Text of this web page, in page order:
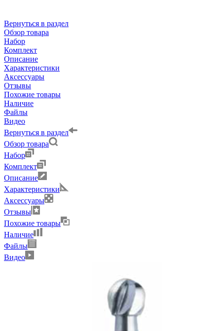
Вернуться в раздел
Обзор товара
Набор
Комплект
Описание
Характеристики
Аксессуары
Отзывы
Похожие товары
Наличие
Файлы
Видео
Вернуться в раздел
Обзор товара
Набор
Комплект
Описание
Характеристики
Аксессуары
Отзывы
Похожие товары
Наличие
Файлы
Видео